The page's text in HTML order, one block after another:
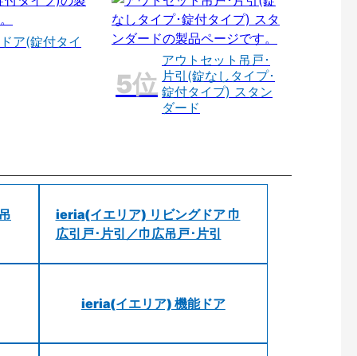
ア(錠付タイ
アウトセット吊戸･
片引(錠なしタイプ･
錠付タイプ) スタン
ダード
ieria(イエリア) リビングドア 巾
広引戸･片引／巾広吊戸･片引
ieria(イエリア) 機能ドア